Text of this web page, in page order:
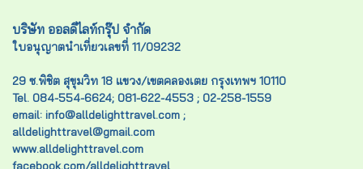
บริษัท ออลดีไลท์กรุ๊ป จำกัด
ใบอนุญาตนำเที่ยวเลขที่ 11/09232
29 ซ.พิชิต สุขุมวิท 18 แขวง/เขตคลองเตย กรุงเทพฯ 10110
Tel. 084-554-6624; 081-622-4553 ; 02-258-1559
email: info@alldelighttravel.com ;
alldelighttravel@gmail.com
www.alldelighttravel.com
facebook.com/alldelighttravel